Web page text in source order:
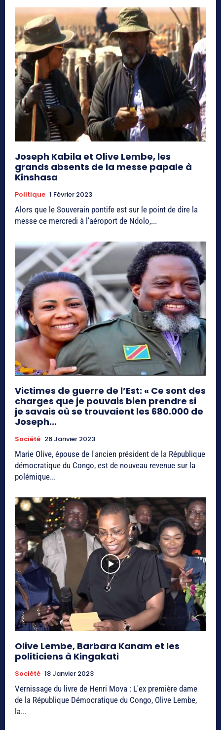
Joseph Kabila et Olive Lembe, les
grands absents de la messe papale à
Kinshasa
Politique 1 Février 2023
Alors que le Souverain pontife est sur le point de dire la
messe ce mercredi à l’aéroport de Ndolo,...
Victimes de guerre de l’Est: « Ce sont des
charges que je pouvais bien prendre si
je savais où se trouvaient les 680.000 de
Joseph...
Société 26 Janvier 2023
Marie Olive, épouse de l'ancien président de la République
démocratique du Congo, est de nouveau revenue sur la
polémique...
Olive Lembe, Barbara Kanam et les
politiciens à Kingakati
Société 18 Janvier 2023
Vernissage du livre de Henri Mova : L'ex première dame
de la République Démocratique du Congo, Olive Lembe,
la...